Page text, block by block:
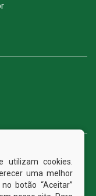
utilizam cookies.
uma melhor
botão “Aceitar”